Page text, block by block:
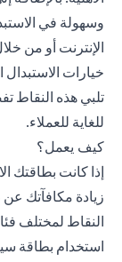
وسهولة في
خيارات
تلبي هذه النقاط
للغاية للعملاء.
كيف يعمل؟
إذا كانت بطاقتك
زيادة مكافآتك
النقاط لمختلف
استخدام بطاقة